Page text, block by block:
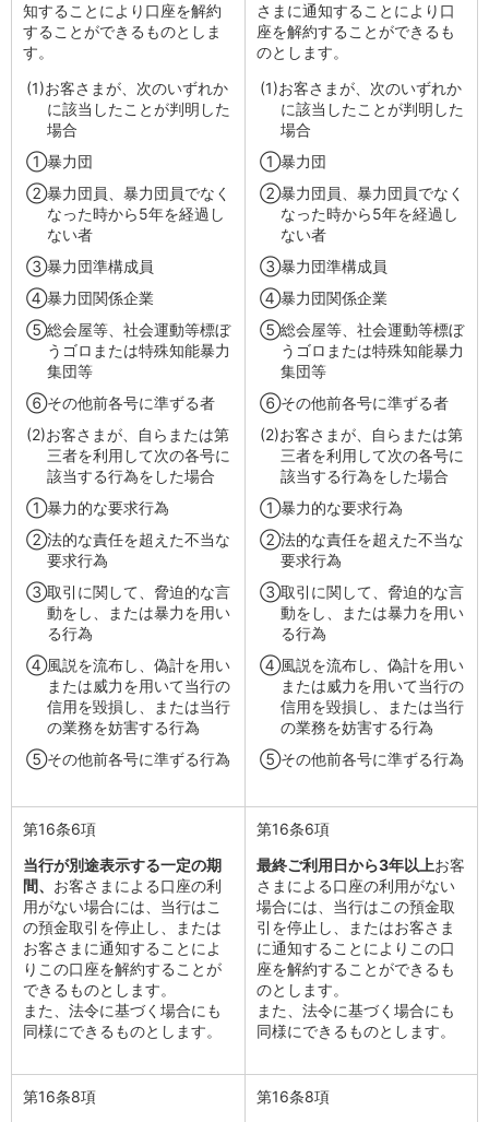
知することにより口座を解約
することができるものとしま
す。
(1)お客さまが、次のいずれか
に該当したことが判明した
場合
①暴力団
②暴力団員、暴力団員でなく
なった時から5年を経過し
ない者
③暴力団準構成員
④暴力団関係企業
⑤総会屋等、社会運動等標ぼ
うゴロまたは特殊知能暴力
集団等
⑥その他前各号に準ずる者
(2)お客さまが、自らまたは第
三者を利用して次の各号に
該当する行為をした場合
①暴力的な要求行為
②法的な責任を超えた不当な
要求行為
③取引に関して、脅迫的な言
動をし、または暴力を用い
る行為
④風説を流布し、偽計を用い
または威力を用いて当行の
信用を毀損し、または当行
の業務を妨害する行為
⑤その他前各号に準ずる行為
さまに通知することにより口
座を解約することができるも
のとします。
(1)お客さまが、次のいずれか
に該当したことが判明した
場合
①暴力団
②暴力団員、暴力団員でなく
なった時から5年を経過し
ない者
③暴力団準構成員
④暴力団関係企業
⑤総会屋等、社会運動等標ぼ
うゴロまたは特殊知能暴力
集団等
⑥その他前各号に準ずる者
(2)お客さまが、自らまたは第
三者を利用して次の各号に
該当する行為をした場合
①暴力的な要求行為
②法的な責任を超えた不当な
要求行為
③取引に関して、脅迫的な言
動をし、または暴力を用い
る行為
④風説を流布し、偽計を用い
または威力を用いて当行の
信用を毀損し、または当行
の業務を妨害する行為
⑤その他前各号に準ずる行為
第16条6項
当行が別途表示する一定の期
間、 お客さまによる口座の利
用がない場合には、当行はこ
の預金取引を停止し、または
お客さまに通知することによ
りこの口座を解約することが
できるものとします。
また、法令に基づく場合にも
同様にできるものとします。
第16条6項
最終ご利用日から3年以上お客
さまによる口座の利用がない
場合には、当行はこの預金取
引を停止し、またはお客さま
に通知することによりこの口
座を解約することができるも
のとします。
また、法令に基づく場合にも
同様にできるものとします。
第16条8項
第16条8項